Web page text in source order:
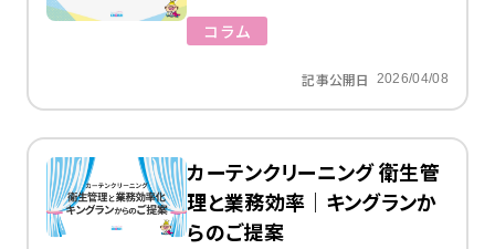
コラム
記事公開日 2026/04/08
カーテンクリーニング 衛生管
理と業務効率｜キングランか
らのご提案